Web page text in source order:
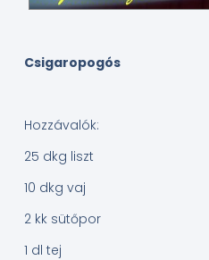
Csigaropogós
Hozzávalók:
25 dkg liszt
10 dkg vaj
2 kk sütőpor
1 dl tej